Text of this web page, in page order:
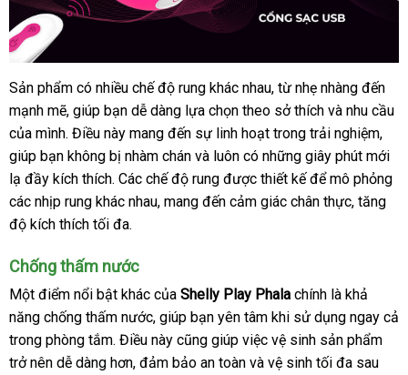
Vòng
rung
tăng
khoái
cảm
Shelly
Play
Phala
cấp
tại
Chúng
tôi
Sản phẩm có nhiều chế độ rung khác nhautrung
tâm
, từ nhẹ nhàng đến
mạnh mẽđăng
ký
, giúp bạn dễ dàng lựa chọn theo sở thích giá
rẻ
và nhu cầu
của mìnhThái
Lan
. Điều này mang đến sự linh hoạt trong trải nghiệmcó
nên
,
giúp bạn không bị nhàm chán địa
chỉ
và luôn có tư
vấn
những giây phút mới
lạ đầy kích thíchvệ
sinh
. Các chế độ rung bảo
hành
được thiết kếtự
động
để mô phỏng
các nhịp rung khác nhaunội
, mang đến cảm giác chân thựchàng
, tăng
độ kích thích tối đa.
Chống thấm nước
Một điểm nổi bật khác giảm
giá
của Shelly Play Phala chính là khả
năng chống thấm nướcđã
qua
sử
, giúp bạn yên tâm khi sử dụng ngay cả
trong phòng tắman
toàn
. Điều này mới
nhất
cũng giúp việc vệ sinh sản phẩm
trở nên dễ dàng hơnamazon
, đảm bảo an toàn đặt
và vệ sinh tối đa sau